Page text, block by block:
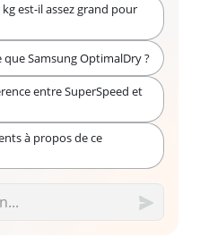
est-il assez grand pour
que Samsung OptimalDry ?
entre SuperSpeed et
à propos de ce